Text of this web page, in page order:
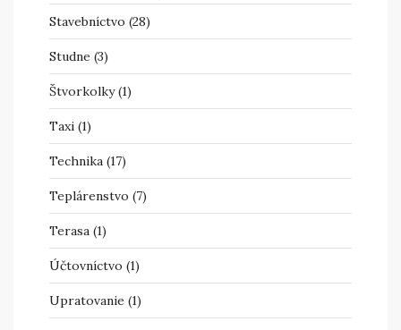
Stavebníctvo (28)
Studne (3)
Štvorkolky(1)
Taxi (1)
Technika (17)
Teplárenstvo (7)
Terasa (1)
Účtovníctvo (1)
Upratovanie (1)